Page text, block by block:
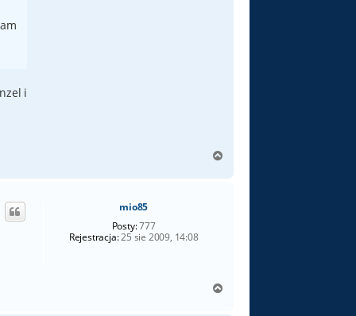
i
g
mio85
Posty:777
Rejestracja:25 sie 2009, 14:08